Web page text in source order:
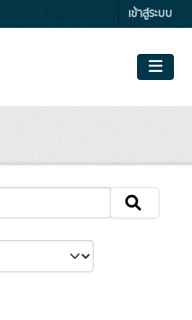
เข้าสู่ระบบ